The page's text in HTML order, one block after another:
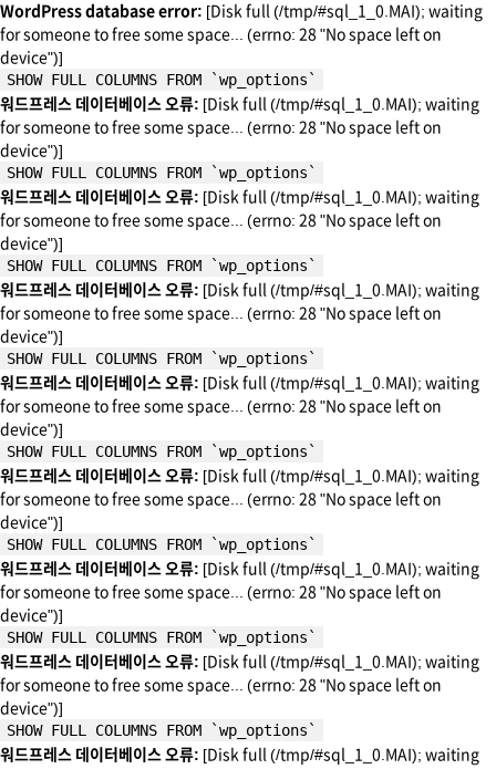
WordPress database error: [Disk full (/tmp/#sql_1_0.MAI); waiting
for someone to free some space... (errno: 28 "No space left on
device")]
SHOW FULL COLUMNS FROM `wp_options`
워드프레스 데이터베이스 오류: [Disk full (/tmp/#sql_1_0.MAI); waiting
for someone to free some space... (errno: 28 "No space left on
device")]
SHOW FULL COLUMNS FROM `wp_options`
워드프레스 데이터베이스 오류: [Disk full (/tmp/#sql_1_0.MAI); waiting
for someone to free some space... (errno: 28 "No space left on
device")]
SHOW FULL COLUMNS FROM `wp_options`
워드프레스 데이터베이스 오류: [Disk full (/tmp/#sql_1_0.MAI); waiting
for someone to free some space... (errno: 28 "No space left on
device")]
SHOW FULL COLUMNS FROM `wp_options`
워드프레스 데이터베이스 오류: [Disk full (/tmp/#sql_1_0.MAI); waiting
for someone to free some space... (errno: 28 "No space left on
device")]
SHOW FULL COLUMNS FROM `wp_options`
워드프레스 데이터베이스 오류: [Disk full (/tmp/#sql_1_0.MAI); waiting
for someone to free some space... (errno: 28 "No space left on
device")]
SHOW FULL COLUMNS FROM `wp_options`
워드프레스 데이터베이스 오류: [Disk full (/tmp/#sql_1_0.MAI); waiting
for someone to free some space... (errno: 28 "No space left on
device")]
SHOW FULL COLUMNS FROM `wp_options`
워드프레스 데이터베이스 오류: [Disk full (/tmp/#sql_1_0.MAI); waiting
for someone to free some space... (errno: 28 "No space left on
device")]
SHOW FULL COLUMNS FROM `wp_options`
워드프레스 데이터베이스 오류: [Disk full (/tmp/#sql_1_0.MAI); waiting